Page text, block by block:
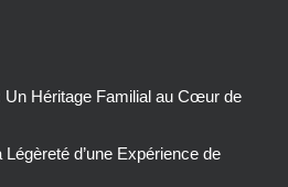
Un Héritage Familial au Cœur de
d’une Expérience de